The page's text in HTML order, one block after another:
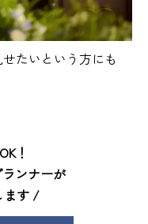
たいという方にも
！
ンナーが
ます /